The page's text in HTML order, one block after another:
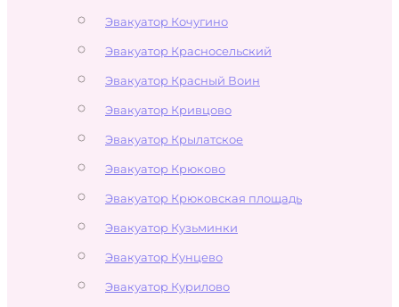
Эвакуатор Кочугино
Эвакуатор Красносельский
Эвакуатор Красный Воин
Эвакуатор Кривцово
Эвакуатор Крылатское
Эвакуатор Крюково
Эвакуатор Крюковская площадь
Эвакуатор Кузьминки
Эвакуатор Кунцево
Эвакуатор Курилово